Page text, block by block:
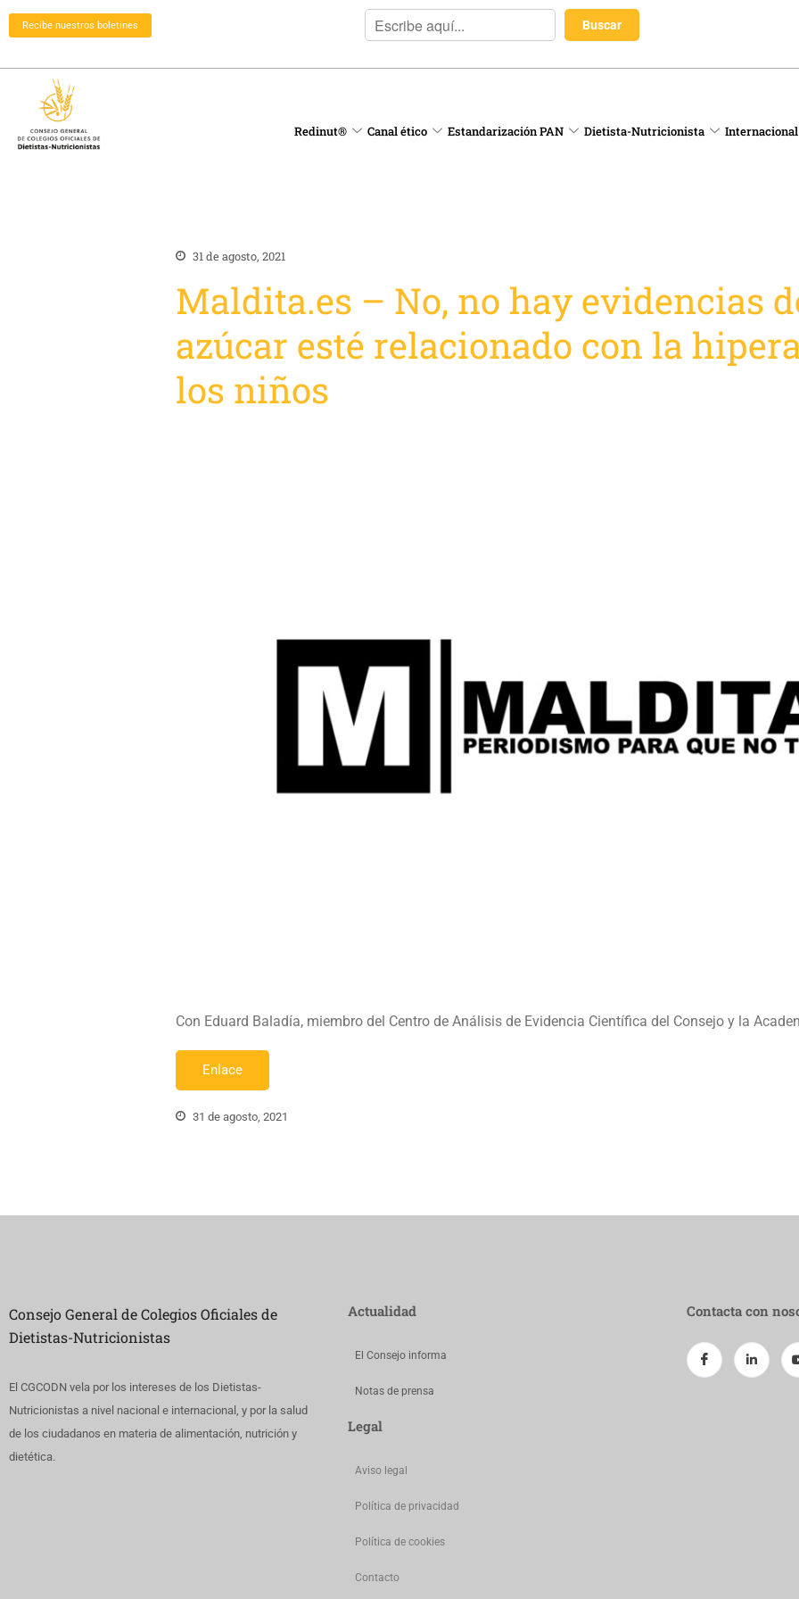
Recibe nuestros boletines
Redinut® Canal ético Estandarización PAN Dietista-Nutricionista Internacional
31 de agosto, 2021
Maldita.es – No, no hay evidencias
azúcar esté relacionado con la
los niños
Con Eduard Baladía, miembro del Centro de Análisis de Evidencia Científica del Consejo y la
Enlace
31 de agosto, 2021
Consejo General de Colegios Oficiales de
Dietistas-Nutricionistas
El CGCODN vela por los intereses de los Dietistas-
Nutricionistas a nivel nacional e internacional, y por la salud
de los ciudadanos en materia de alimentación, nutrición y
dietética.
Actualidad
El Consejo informa
Notas de prensa
Legal
Aviso legal
Política de privacidad
Política de cookies
Contacto
Contacta con